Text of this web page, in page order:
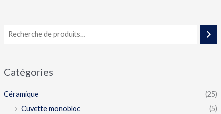
Catégories
Céramique
(25)
Cuvette monobloc
(5)